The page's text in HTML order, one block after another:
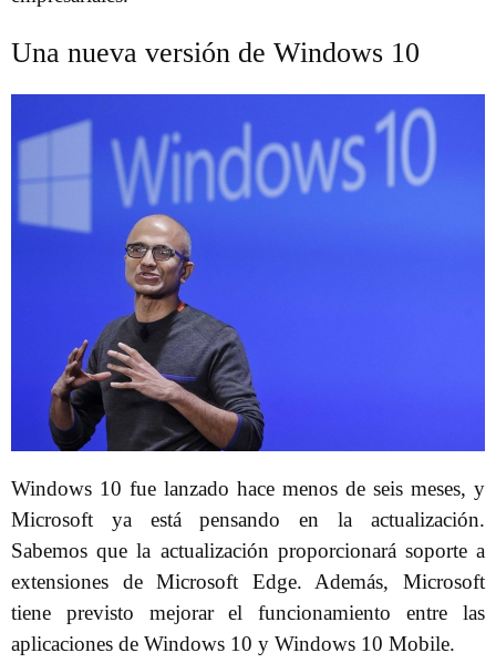
Una nueva versión de Windows 10
Windows 10 fue lanzado hace menos de seis meses, y
Microsoft ya está pensando en la actualización.
Sabemos que la actualización proporcionará soporte a
extensiones de Microsoft Edge. Además, Microsoft
tiene previsto mejorar el funcionamiento entre las
aplicaciones de Windows 10 y Windows 10 Mobile.